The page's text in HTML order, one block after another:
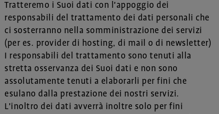
Tratteremo i Suoi dati con l'appoggio dei
responsabili del trattamento dei dati personali che
ci sosterranno nella somministrazione dei servizi
(per es. provider di hosting, di mail o di newsletter)
I responsabili del trattamento sono tenuti alla
stretta osservanza dei Suoi dati e non sono
assolutamente tenuti a elaborarli per fini che
esulano dalla prestazione dei nostri servizi.
L'inoltro dei dati avverrà inoltre solo per fini